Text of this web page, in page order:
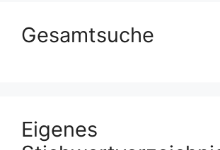
Gesamtsuche
Eigenes